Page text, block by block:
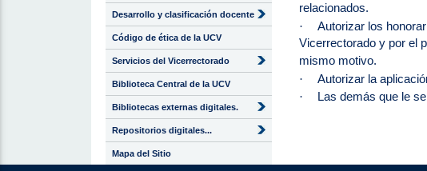
Desarrollo y clasificación docente
Código de ética de la UCV
Servicios del Vicerrectorado
Biblioteca Central de la UCV
Bibliotecas externas digitales.
Repositorios digitales...
Mapa del Sitio
relacionados.
· Autorizar los
Vicerrectorado y por el
mismo motivo.
· Autorizar la
· Las demás que le